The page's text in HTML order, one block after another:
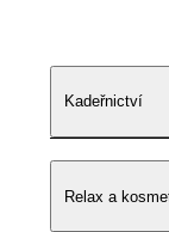
Kadeřnictví
Relax a